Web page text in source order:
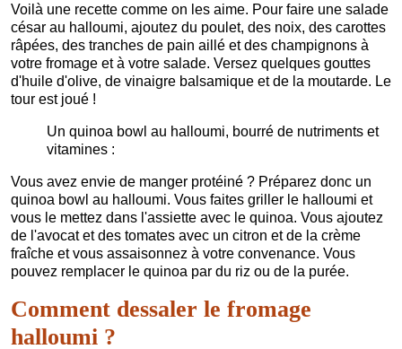
Voilà une recette comme on les aime. Pour faire une salade
césar au halloumi, ajoutez du poulet, des noix, des carottes
râpées, des tranches de pain aillé et des champignons à
votre fromage et à votre salade. Versez quelques gouttes
d'huile d'olive, de vinaigre balsamique et de la moutarde. Le
tour est joué !
Un quinoa bowl au halloumi, bourré de nutriments et
vitamines :
Vous avez envie de manger protéiné ? Préparez donc un
quinoa bowl au halloumi. Vous faites griller le halloumi et
vous le mettez dans l'assiette avec le quinoa. Vous ajoutez
de l'avocat et des tomates avec un citron et de la crème
fraîche et vous assaisonnez à votre convenance. Vous
pouvez remplacer le quinoa par du riz ou de la purée.
Comment dessaler le fromage
halloumi ?